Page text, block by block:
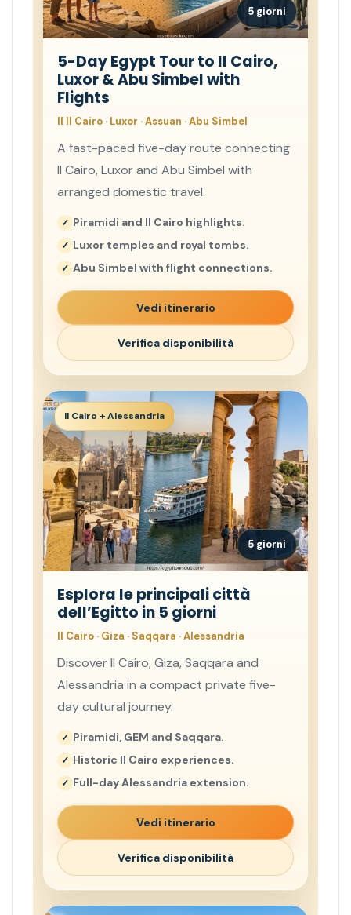
5 giorni
5-Day Egypt Tour to Il Cairo,
Luxor & Abu Simbel with
Flights
Il Il Cairo · Luxor · Assuan · Abu Simbel
A fast-paced five-day route connecting
Il Cairo, Luxor and Abu Simbel with
arranged domestic travel.
Piramidi and Il Cairo highlights.
Luxor temples and royal tombs.
Abu Simbel with flight connections.
Vedi itinerario
Verifica disponibilità
Il Cairo + Alessandria
5 giorni
Esplora le principali città
dell’Egitto in 5 giorni
Il Cairo · Giza · Saqqara · Alessandria
Discover Il Cairo, Giza, Saqqara and
Alessandria in a compact private five-
day cultural journey.
Piramidi, GEM and Saqqara.
Historic Il Cairo experiences.
Full-day Alessandria extension.
Vedi itinerario
Verifica disponibilità